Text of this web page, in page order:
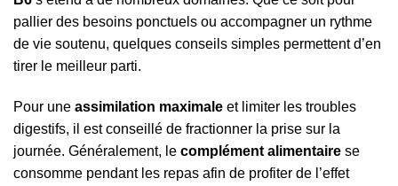
pallier des besoins ponctuels ou accompagner un rythme
de vie soutenu, quelques conseils simples permettent d’en
tirer le meilleur parti.
Pour une assimilation maximale et limiter les troubles
digestifs, il est conseillé de fractionner la prise sur la
journée. Généralement, le complément alimentaire se
consomme pendant les repas afin de profiter de l’effet